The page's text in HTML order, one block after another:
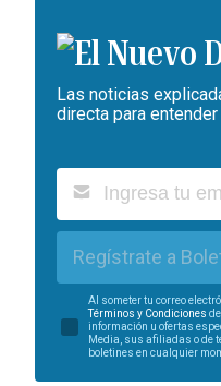
Las noticias
directa para
Regístrate a
Al someter tu correo
Términos y Condiciones
información u ofertas
Media, sus afiliadas o de
boletines en cualquier